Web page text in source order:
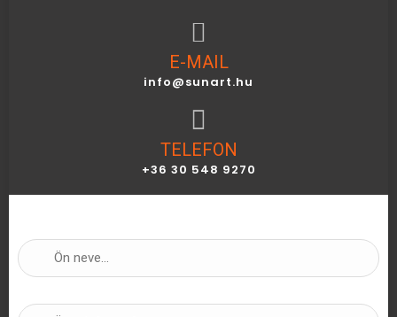
E-MAIL
info@sunart.hu
TELEFON
+36 30 548 9270